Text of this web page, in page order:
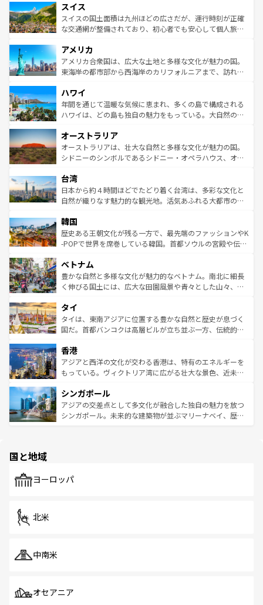
れる地方に足を運ぶとそれぞれで全く異なる文化を体験で
きるだろう。 なお、新着のフランス情報はコンテンツ一覧
を参照してほしい。
は、お酒好きな人にはぜひ体験してほしい。 なお、新着の
ドイツ情報はコンテンツ一覧を参照してほしい。
リアごとに異なる魅力がある。また、優雅なアフタヌーン
ティー、ビール好きにはたまらない英国パブ、サッカー観
戦など、本場だからこそできる体験も豊富。イギリスを旅
ンツ一覧を参照してほしい。
スイス
スイスの国土面積は九州ほどの広さだが、運行時刻が正確
な交通網が整備されており、初心者でも安心して個人旅行
の建物がそのまま残る町や、スイスならではのユニークな
博物館もあり、アルプス観光だけでなく町歩きも満喫する
ことができる。国民の所得が高いため物価も高いが、旅行
ば市内交通費無料で観光を楽しむこともできる。 なお、新
着のスイス情報はコンテンツ一覧 を参照してほしい。
アメリカ
アメリカ合衆国は、広大な土地と多様な文化が魅力の国。
東海岸の都市部から西海岸のカリフォルニアまで、訪れる
のような巨大都市は、観光、ショッピング、エンターテイ
ンメントが詰まった刺激的なスポットだ。一方、アメリカ
西部には大自然が広がり、グランドキャニオンやイエロー
部のニューオーリンズでは、音楽と美食が融合した独特の
文化が魅力。旅行者はアメリカの各地域で異なる魅力を楽
しみながら、その多様性と豊かな歴史を感じることができ
ならではの贅沢な旅のスタイルだ。 なお、新着のアメリカ
情報はコンテンツ一覧を参照してほしい。
ハワイ
年間を通じて温暖な気候に恵まれ、多くの島で構成される
ハワイは、どの島も独自の魅力をもっている。大自然の神
ワイ島は見逃せない。また、定番の観光地といえばオアフ
島だが、静かな自然を求めるならマウイ島やカウアイ島が
おすすめ。エメラルドグリーンに輝く海をはじめ、豊かな
れるおもてなしの心で訪れる人々を迎えてくれるハワイの
人々、おいしいローカルフードやハワイアンミュージッ
ク、伝統的なフラダンスなど、すべてがハワイの魅力を彩
ワイを、存分に味わってほしい。 なお、新着のハワイ情報
はコンテンツ一覧を参照してほしい。
オーストラリア
オーストラリアは、壮大な自然と多様な文化が魅力の国。
シドニーのシンボルであるシドニー・オペラハウス、オー
リアリーフや大陸中央部にそびえるウルル（エアーズロッ
ク）、タスマニアの美しい原生林やケアンズの熱帯雨林な
ど、見どころがたくさん。また、カフェやワイン、オージ
いる。アクティビティも充実しており、サーフィンやダイ
ビング、ハイキングなど、アウトドア好きにはたまらな
い。オーストラリアの多彩な魅力を存分に味わいつくそ
参照してほしい。
台湾
日本から約４時間ほどでたどり着く台湾は、多彩な文化と
自然が織りなす魅力的な観光地。活気あふれる大都市の台
ン）、静ひつな山岳地帯である台湾東部など、都市の喧騒
と山間の静けさが共存しており、訪れる人に新しい発見と
驚きをもたらしてくれる。また、奥深い台湾の食文化も魅
容にもいいと評判のスイーツなど、バラエティ豊かな料理
が味わえる。 なお、新着の台湾情報は コンテンツ一覧を参
照してほしい。
韓国
歴史ある王朝文化が残る一方で、最先端のファッションやK
-POPで世界を席巻している韓国。首都ソウルの宮殿や伝統
き、地方に足を延ばせば四季折々の自然美を楽しむことが
できる。そして、キムチや焼肉、絶品のストリートフード
まで、さまざまな韓国料理が待っている。夜には、韓国な
リティに包まれながら、韓国の多彩な魅力を心ゆくまで味
わってみてほしい。 なお、新着の韓国情報はコンテンツ一
覧を参照してほしい。
ベトナム
豊かな自然と多様な文化が魅力的なベトナム。南北に細長
く伸びる国土には、広大な田園風景や青々とした山々、世
急速な発展と共に伝統が息づく。ハノイの古い町並みやホ
ーチミン市のフランス統治時代の建物も、独特の雰囲気を
醸し出している。また、バラエティの豊かさとおいしさで
とつ。フォーやバインミー、ベトナムコーヒーなどは、ぜ
ひ現地で味わいたい。どの地域を訪れてもあたたかい人々
が旅行者を迎えてくれるので、きっと忘れられない旅にな
参照してほしい。
タイ
タイは、東南アジアに位置する豊かな自然と歴史が息づく
国だ。首都バンコクは高層ビルが立ち並ぶ一方、伝統的な
の活気が交差している。北部ではチェンマイなどの山岳地
帯で自然と触れ合い、南部ではプーケットやクラビの美し
いビーチでリゾート気分を楽しむことができる。タイ料理
激する。気候は一年中温暖で、どの季節にも異なる楽しみ
が待っている。親しみやすいタイの人々、仏教を中心とし
た文化、そして多様な観光資源が、訪れる旅人を魅了し続
香港
アジアと西洋の文化が交わる香港は、特有のエネルギーを
もっている。ヴィクトリア湾に広がる壮大な景色、近未来
み、どこを訪れても感動するはず。観光スポットが密集し
ており、効率よく見どころを回れるのも魅力。息をのむよ
うな絶景から文化的な体験まで、香港を存分に楽しみ尽く
シンガポール
アジアの交差点として多文化が融合した独自の魅力を放つ
シンガポール。未来的な建築物が並ぶマリーナベイ、歴史
で、ホーカーズは地元の風情を楽しめる外せないスポット
国と地域
ヨーロッパ
北米
中南米
オセアニア